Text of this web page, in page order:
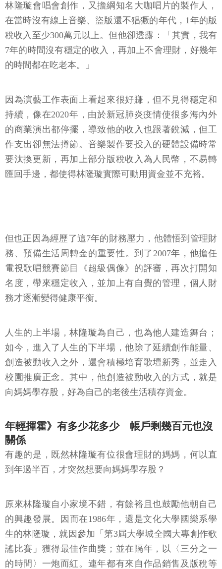
林隆璇會唱會創作，又擔綱知名大咖唱片的製作人，
在當時沒有線上音樂、盜版還不猖獗的年代，1年的版
稅收入至少300萬元以上。但他卻透露：「其實，我有
7年的時間沒有穩定的收入，再加上不會理財，好幾年
的時間都在吃老本。」
因為演藝工作表面上看起來很好賺，但不見得穩定和
持續，像在2020年，由於新冠肺炎疫情使很多海內外
的商業演出都停擺，導致他的收入也跟著銳減，但工
作支出卻無法撙節。音樂製作要投入的硬體設備時常
要汰換更新，再加上部分版稅收入為人民幣，不易轉
匯回手邊，都使得林隆璇實際可動用資金並不充裕。
但也正因為經歷了這7年的財務壓力，他體悟到管理財
務、預備生活周轉金的重要性。到了2007年，他擔任
電視歌唱競賽節目《超級偶像》的評審，再次打開知
名度，帶來穩定收入，並加上有自覺的管理，個人財
務才逐漸變得健康平衡。
人生的上半場，林隆璇為自己，也為他人建造舞台；
如今，進入了人生的下半場，他除了延續創作能量、
創造被動收入之外，還會積極培育歌壇新秀，並走入
校園推廣正念。其中，他創造被動收入的方式，就是
向媽媽學存股，好為自己的老後生活積存資金。
年輕揮霍》有多少花多少 帳戶剩幾百元也沒
關係
有趣的是，既然林隆璇有位很會理財的媽媽，何以直
到年過半百，才突然想要向媽媽學存股？
原來林隆璇自小家境不錯，有餘裕且也鼓勵他朝自己
的興趣發展。因而在1986年，還是文化大學國樂系學
生的林隆璇，就因參加「第3屆大學城全國大專創作歌
謠比賽」獲得最佳作曲獎；並在隔年，以〈三分之一
的時間〉一炮而紅。連年都有來自作品銷售及版稅等